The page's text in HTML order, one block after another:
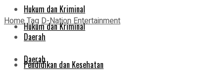
Hukum dan Kriminal
Daerah
Pendidikan dan Kesehatan
Hukum dan Kriminal
Daerah
HomeTagD-Nation Entertainment